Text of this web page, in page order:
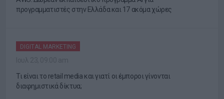
προγραμματιστές στην Ελλάδα και 17 ακόμα χώρες
DIGITAL MARKETING
Τι είναι το retail media και γιατί οι έμποροι γίνονται
διαφημιστικά δίκτυα;